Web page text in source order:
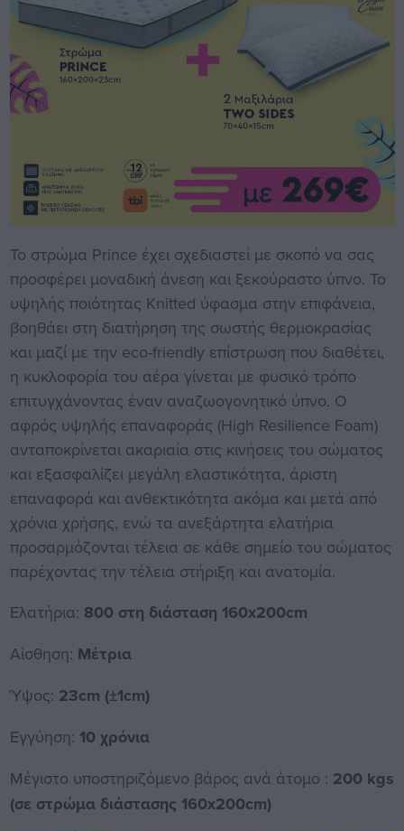
Το στρώμα Prince έχει σχεδιαστεί με σκοπό να σας
προσφέρει μοναδική άνεση και ξεκούραστο ύπνο. Το
υψηλής ποιότητας Knitted ύφασμα στην επιφάνεια,
βοηθάει στη διατήρηση της σωστής θερμοκρασίας
και μαζί με την eco-friendly επίστρωση που διαθέτει,
η κυκλοφορία του αέρα γίνεται με φυσικό τρόπο
επιτυγχάνοντας έναν αναζωογονητικό ύπνο. Ο
αφρός υψηλής επαναφοράς (High Resilience Foam)
ανταποκρίνεται ακαριαία στις κινήσεις του σώματος
και εξασφαλίζει μεγάλη ελαστικότητα, άριστη
επαναφορά και ανθεκτικότητα ακόμα και μετά από
χρόνια χρήσης, ενώ τα ανεξάρτητα ελατήρια
προσαρμόζονται τέλεια σε κάθε σημείο του σώματος
παρέχοντας την τέλεια στήριξη και ανατομία.
Ελατήρια: 800 στη διάσταση 160x200cm
Αίσθηση: Μέτρια
Ύψος: 23cm (±1cm)
Εγγύηση: 10 χρόνια
Μέγιστο υποστηριζόμενο βάρος ανά άτομο : 200 kgs
(σε στρώμα διάστασης 160x200cm)